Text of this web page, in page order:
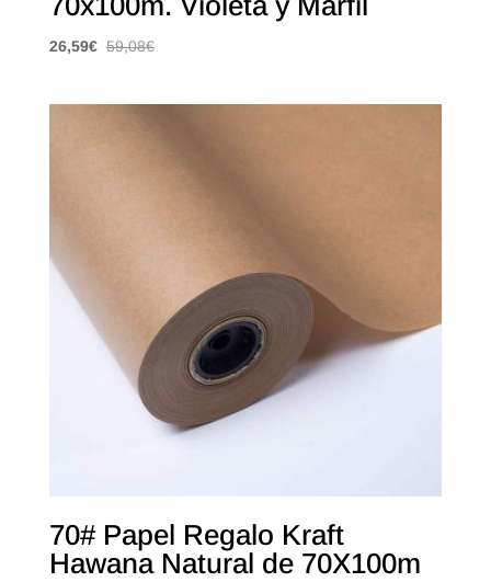
26,59€ 59,08€
70# Papel Regalo Kraft
Hawana Natural de 70X100m